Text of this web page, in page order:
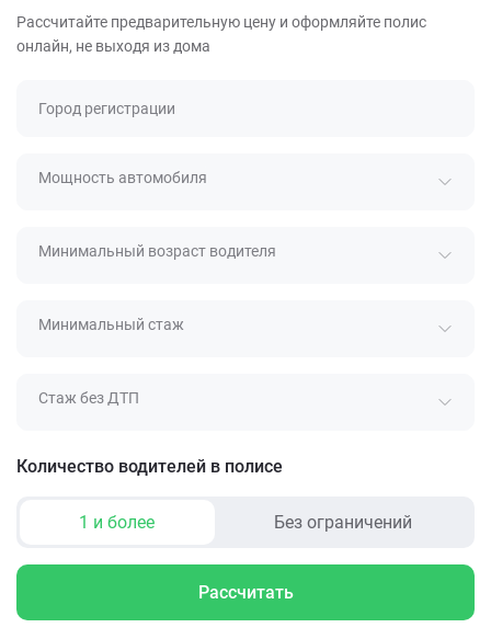
Рассчитайте предварительную цену и оформляйте полис
онлайн, не выходя из дома
Город регистрации
Мощность автомобиля
Минимальный возраст водителя
Минимальный стаж
Стаж без ДТП
Количество водителей в полисе
1 и более Без ограничений
Рассчитать